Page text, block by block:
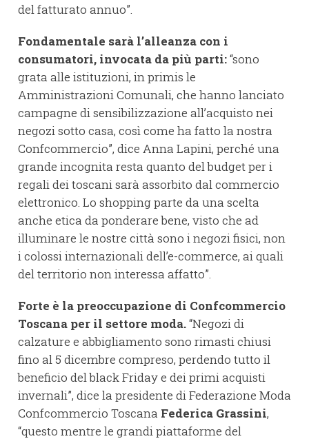
del fatturato annuo”.
Fondamentale sarà l’alleanza con i
consumatori, invocata da più parti:“sono
grata alle istituzioni, in primis le
Amministrazioni Comunali, che hanno lanciato
campagne di sensibilizzazione all’acquisto nei
negozi sotto casa, così come ha fatto la nostra
Confcommercio”, dice Anna Lapini, perché una
grande incognita resta quanto del budget per i
regali dei toscani sarà assorbito dal commercio
elettronico. Lo shopping parte da una scelta
anche etica da ponderare bene, visto che ad
illuminare le nostre città sono i negozi fisici, non
i colossi internazionali dell’e-commerce, ai quali
del territorio non interessa affatto”.
Forte è la preoccupazione di Confcommercio
Toscana per il settore moda.“Negozi di
calzature e abbigliamento sono rimasti chiusi
fino al 5 dicembre compreso, perdendo tutto il
beneficio del black Friday e dei primi acquisti
invernali”, dice la presidente di Federazione Moda
Confcommercio Toscana Federica Grassini,
“questo mentre le grandi piattaforme del